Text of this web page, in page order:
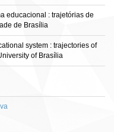
educacional : trajetórias de
de Brasília
system : trajectories of
of Brasília